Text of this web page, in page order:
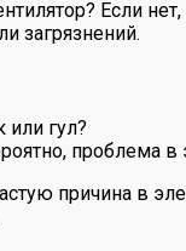
Если
загрязнений.
или гул?
проблема
причина в